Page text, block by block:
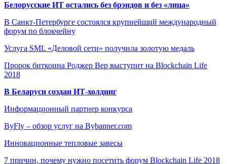
Белорусские ИТ остались без брэндов и без «лица»
В Санкт-Петербурге состоялся крупнейший международный
форум по блокчейну
Услуга SML «Деловой сети» получила золотую медаль
Пророк биткоина Роджер Вер выступит на Blockchain Life
2018
В Беларуси создан ИТ-холдинг
Информационный партнер конкурса
ByFly – обзор услуг на Bybanner.com
Инновационные тепловые завесы
7 причин, почему нужно посетить форум Blockchain Life 2018